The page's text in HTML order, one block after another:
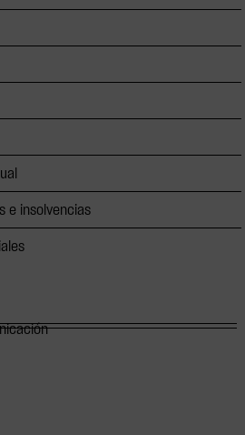
e insolvencias